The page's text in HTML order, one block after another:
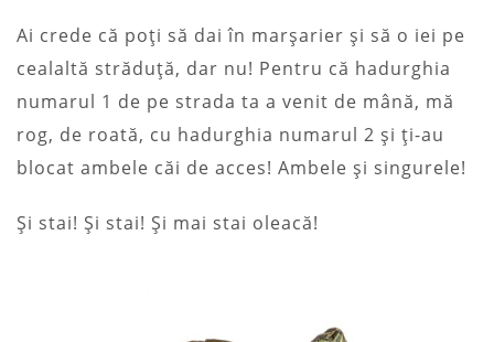
Ai crede că poți să dai în marșarier și să o iei pe
cealaltă străduță, dar nu! Pentru că hadurghia
numarul 1 de pe strada ta a venit de mână, mă
rog, de roată, cu hadurghia numarul 2 și ți-au
blocat ambele căi de acces! Ambele și singurele!
Și stai! Și stai! Și mai stai oleacă!